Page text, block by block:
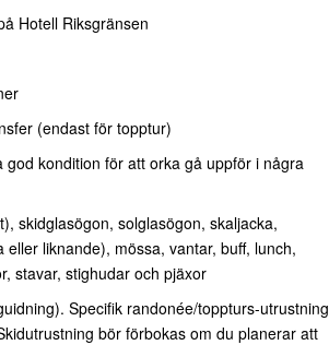
Hotell Riksgränsen
(endast för topptur)
god kondition för att orka gå uppför i några
skidglasögon, solglasögon, skaljacka,
liknande), mössa, vantar, buff, lunch,
stavar, stighudar och pjäxor
Specifik randonée/toppturs-utrustning
bör förbokas om du planerar att